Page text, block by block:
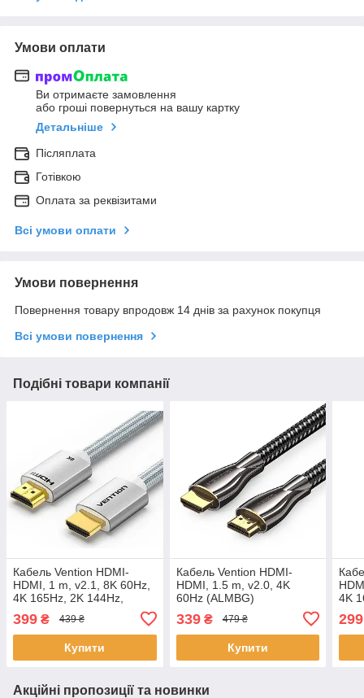
Умови оплати
Ви отримаєте замовлення
або гроші повернуться на вашу картку
Детальніше
Післяплата
Готівкою
Оплата за реквізитами
Всі умови оплати
Умови повернення
Повернення товару впродовж 14 днів за рахунок покупця
Всі умови повернення
Подібні товари компанії
Кабель Vention HDMI-
HDMI, 1 m, v2.1, 8K 60Hz,
4K 165Hz, 2K 144Hz,
399 ₴ 439 ₴
Купити
Кабель Vention HDMI-
HDMI, 1.5 m, v2.0, 4K
60Hz (ALMBG)
339₴ 479 ₴
Купити
4K
299
Акційні пропозиції та новинки